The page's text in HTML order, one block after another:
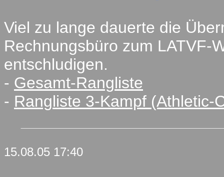
Viel zu lange dauerte die
Rechnungsbüro zum LATVF-
entschludigen.
- Gesamt-Rangliste
- Rangliste 3-Kampf (Athletic-
15.08.05 17:40